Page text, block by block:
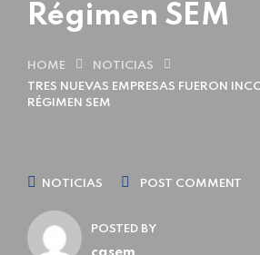
Régimen SEM
HOME
NOTICIAS
TRES NUEVAS EMPRESAS FUERON
RÉGIMEN SEM
NOTICIAS POST COMMENT
POSTED BY